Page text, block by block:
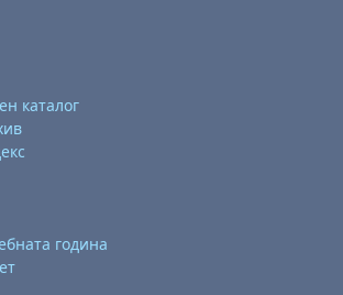
каталог
година